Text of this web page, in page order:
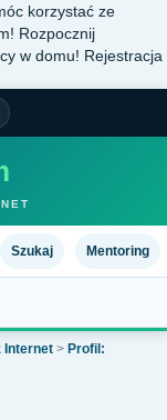
korzystać ze
Rozpocznij
w domu! Rejestracja
Szukaj Mentoring
Internet > Profil: